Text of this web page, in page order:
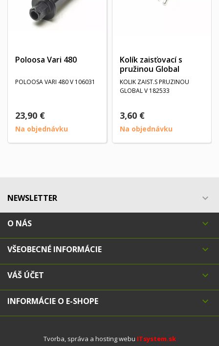
Poloosa Vari 480
POLOOSA VARI 480 V 106031
23,90 €
Na objednávku
Kolík zaisťovací s
pružinou Global
KOLIK ZAIST.S PRUZINOU
GLOBAL V 182533
3,60 €
Na objednávku
NEWSLETTER 
O NÁS 
VŠEOBECNÉ INFORMÁCIE 
VÁŠ ÚČET 
INFORMÁCIE O E-SHOPE 
Tvorba, správa a hosting webu ITsystem.sk